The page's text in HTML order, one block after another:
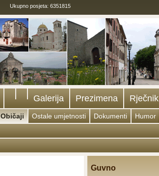
Ukupno posjeta: 6351815
Galerija Prezimena Rječnik
Običaji Ostale umjetnosti Dokumenti Humor
Guvno